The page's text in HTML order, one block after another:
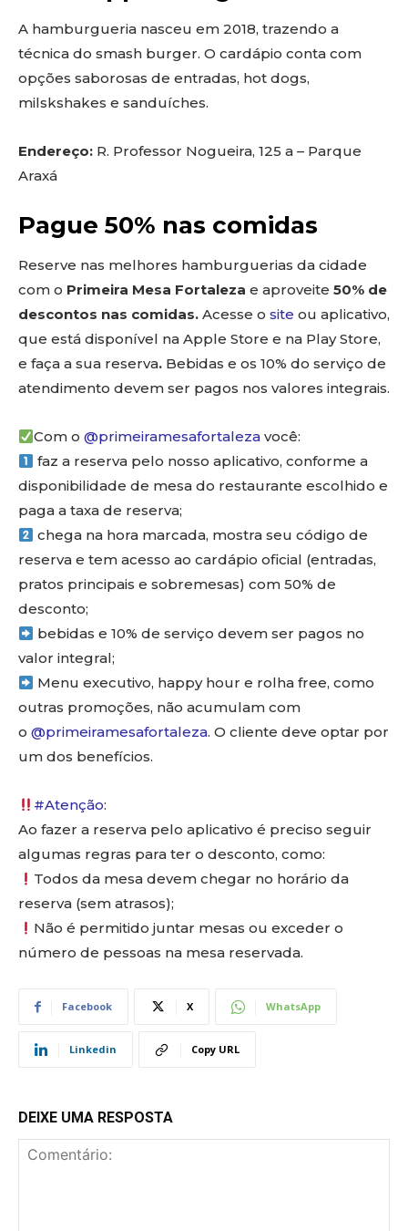
A hamburgueria nasceu em 2018, trazendo a
técnica do smash burger. O cardápio conta com
opções saborosas de entradas, hot dogs,
milskshakes e sanduíches.
Endereço: R. Professor Nogueira, 125 a – Parque
Araxá
Pague 50% nas comidas
Reserve nas melhores hamburguerias da cidade
com o Primeira Mesa Fortaleza e aproveite 50% de
descontos nas comidas. Acesse o site ou aplicativo,
que está disponível na Apple Store e na Play Store,
e faça a sua reserva. Bebidas e os 10% do serviço de
atendimento devem ser pagos nos valores integrais.
Com o@primeiramesafortaleza você:
faz a reserva pelo nosso aplicativo, conforme a
disponibilidade de mesa do restaurante escolhido e
paga a taxa de reserva;
chega na hora marcada, mostra seu código de
reserva e tem acesso ao cardápio oficial (entradas,
pratos principais e sobremesas) com 50% de
desconto;
bebidas e 10% de serviço devem ser pagos no
valor integral;
Menu executivo, happy hour e rolha free, como
outras promoções, não acumulam com
o @primeiramesafortaleza. O cliente deve optar por
um dos benefícios.
#Atenção:
Ao fazer a reserva pelo aplicativo é preciso seguir
algumas regras para ter o desconto, como:
Todos da mesa devem chegar no horário da
reserva (sem atrasos);
Não é permitido juntar mesas ou exceder o
número de pessoas na mesa reservada.
Facebook X WhatsApp
Linkedin Copy URL
DEIXE UMA RESPOSTA